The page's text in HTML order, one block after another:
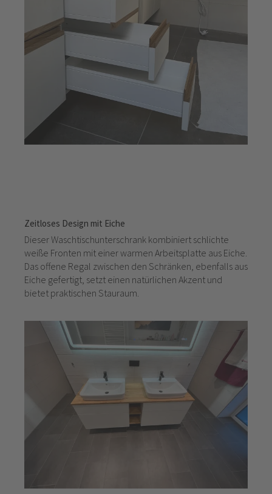
Zeitloses Design mit Eiche
Dieser Waschtischunterschrank kombiniert schlichte
weiße Fronten mit einer warmen Arbeitsplatte aus Eiche.
Das offene Regal zwischen den Schränken, ebenfalls aus
Eiche gefertigt, setzt einen natürlichen Akzent und
bietet praktischen Stauraum.